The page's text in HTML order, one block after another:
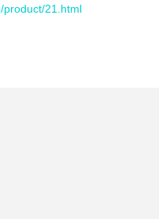
product/21.html